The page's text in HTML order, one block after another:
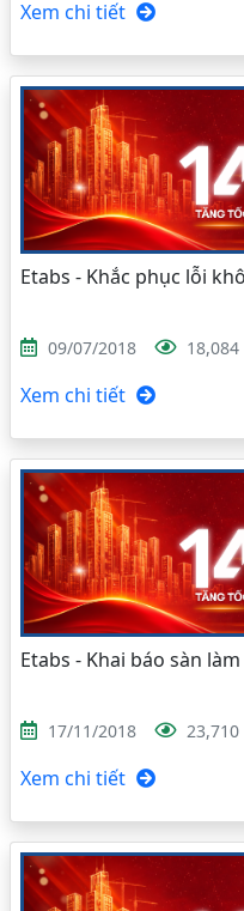
Xem chi tiết
Etabs - Khắc phục lỗi
09/07/2018 18,084
Xem chi tiết
Etabs - Khai báo sàn
17/11/2018 23,710
Xem chi tiết